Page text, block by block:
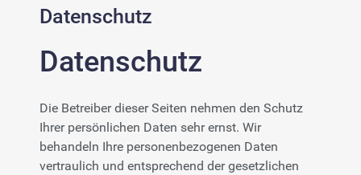
Datenschutz
Datenschutz
Die Betreiber dieser Seiten nehmen den Schutz
Ihrer persönlichen Daten sehr ernst. Wir
behandeln Ihre personenbezogenen Daten
vertraulich und entsprechend der gesetzlichen